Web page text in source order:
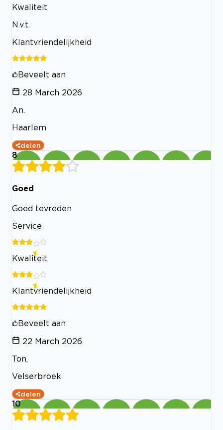
Kwaliteit
N.v.t.
Klantvriendelijkheid
Beveelt aan
28 March 2026
An.
Haarlem
delen
8
Goed
Goed tevreden
Service
Kwaliteit
Klantvriendelijkheid
Beveelt aan
22 March 2026
Ton,
Velserbroek
delen
10